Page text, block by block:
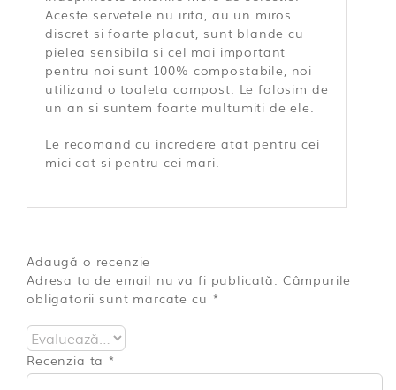
Aceste servetele nu irita, au un miros
discret si foarte placut, sunt blande cu
pielea sensibila si cel mai important
pentru noi sunt 100% compostabile, noi
utilizand o toaleta compost. Le folosim de
un an si suntem foarte multumiti de ele.
Le recomand cu incredere atat pentru cei
mici cat si pentru cei mari.
Adaugă o recenzie
Adresa ta de email nu va fi publicată. Câmpurile
obligatorii sunt marcate cu *
Recenzia ta *